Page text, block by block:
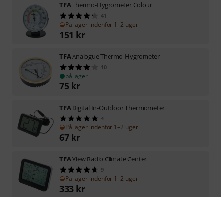
TFAThermo-Hygrometer Colour
41
På lager indenfor 1–2 uger
151 kr
TFAAnalogue Thermo-Hygrometer
10
på lager
75 kr
TFADigital In-Outdoor Thermometer
4
På lager indenfor 1–2 uger
67 kr
TFAView Radio Climate Center
9
På lager indenfor 1–2 uger
333 kr